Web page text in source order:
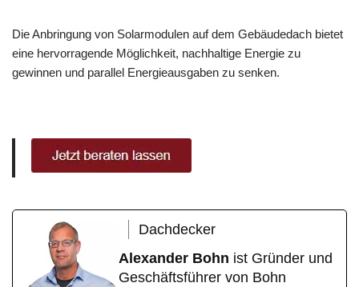
Die Anbringung von Solarmodulen auf dem Gebäudedach bietet
eine hervorragende Möglichkeit, nachhaltige Energie zu
gewinnen und parallel Energieausgaben zu senken.
Dachdecker
Alexander Bohn ist Gründer und
Geschäftsführer von Bohn